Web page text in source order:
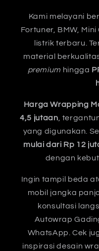
Kami melayani
Fortuner, BMW,
listrik terbaru.
material
premium hingga
Harga Wrapping
4,5 jutaan ,
yang digunakan.
mulai dari Rp 12
dengan
Ingin tampil beda
mobil jangka
konsultasi
Autowrap
WhatsApp. Cek
inspirasi desain